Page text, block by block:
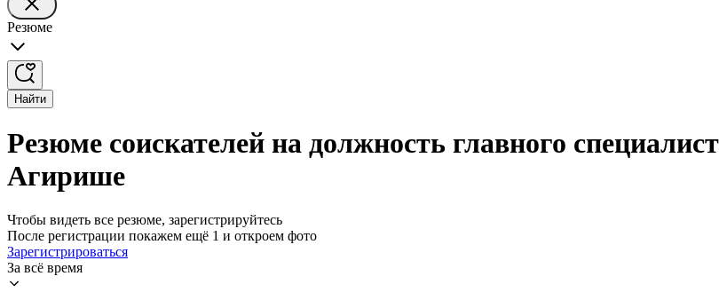
Резюме
Найти
Резюме соискателей на должность главного
Агирише
Чтобы видеть все резюме, зарегистрируйтесь
После регистрации покажем ещё 1 и откроем фото
Зарегистрироваться
За всё время